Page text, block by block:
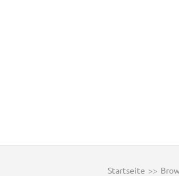
Startseite >>